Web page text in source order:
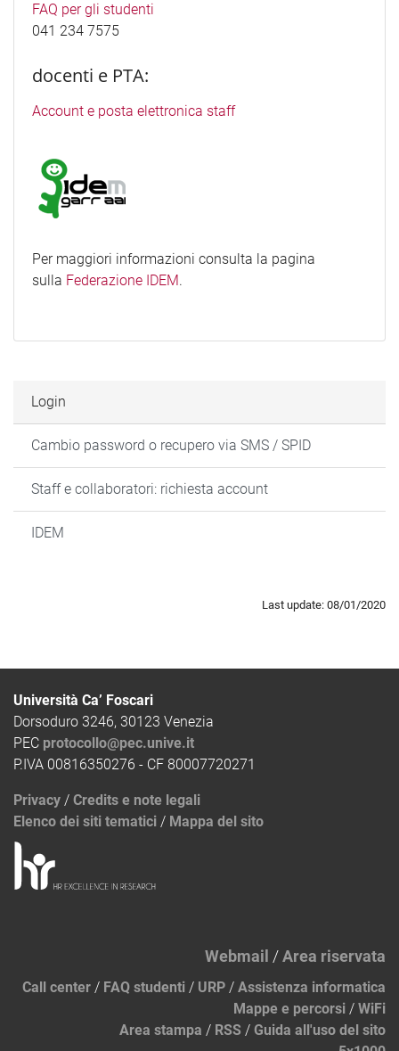
FAQ per gli studenti
041 234 7575
docenti e PTA:
Account e posta elettronica staff
Per maggiori informazioni consulta la pagina
sulla Federazione IDEM.
Login
Cambio password o recupero via SMS / SPID
Staff e collaboratori: richiesta account
IDEM
Last update: 08/01/2020
Università Ca’ Foscari
Dorsoduro 3246, 30123 Venezia
PEC protocollo@pec.unive.it
P.IVA 00816350276 - CF 80007720271
Privacy / Credits e note legali
Elenco dei siti tematici / Mappa del sito
Webmail /Area riservata
Call center / FAQ studenti / URP / Assistenza informatica
Mappe e percorsi / WiFi
Area stampa / RSS / Guida all'uso del sito